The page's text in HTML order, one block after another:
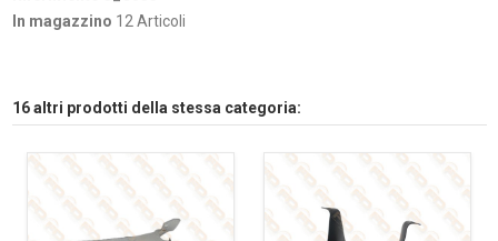
In magazzino 12 Articoli
16 altri prodotti della stessa categoria: